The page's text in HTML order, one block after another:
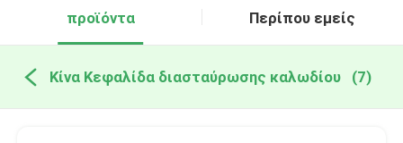
προϊόντα Περίπου εμείς
Κίνα Κεφαλίδα διασταύρωσης καλωδίου (7)